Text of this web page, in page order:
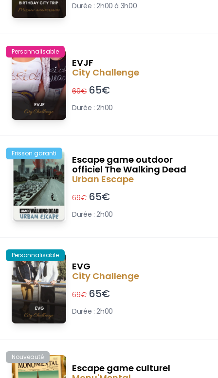
Durée :2h00 à 3h00
Personnalisable
EVJF
City Challenge
69€ 65€
Durée :2h00
Frisson garanti
Escape game outdoor
officiel The Walking Dead
Urban Escape
69€ 65€
Durée :2h00
Personnalisable
EVG
City Challenge
69€ 65€
Durée :2h00
Nouveauté
Escape game culturel